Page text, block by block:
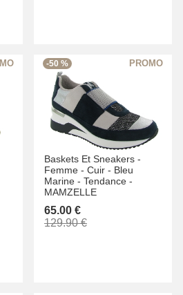
-50 %
Baskets Et Sneakers -
Femme - Cuir - Bleu
Marine - Tendance -
MAMZELLE
65.00 €
129.90 €